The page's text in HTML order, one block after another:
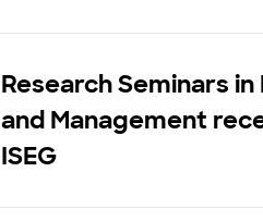
Research Seminars
and Management
ISEG